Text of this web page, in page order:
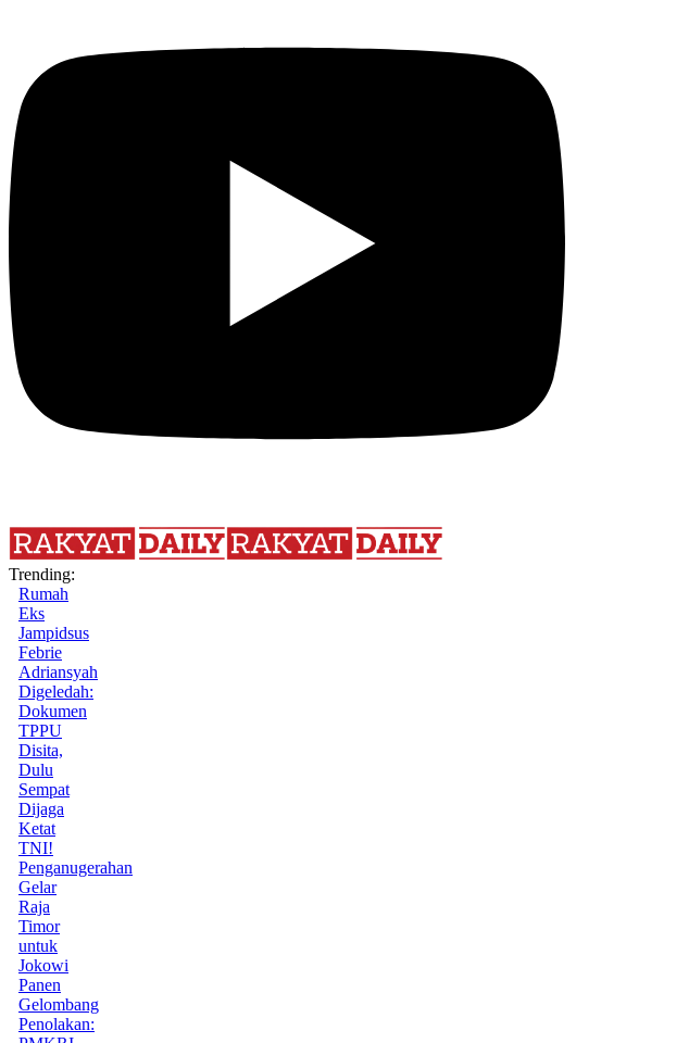
Trending:
Rumah
Eks
Jampidsus
Febrie
Adriansyah
Digeledah:
Dokumen
TPPU
Disita,
Dulu
Sempat
Dijaga
Ketat
TNI!
Penganugerahan
Gelar
Raja
Timor
untuk
Jokowi
Panen
Gelombang
Penolakan: